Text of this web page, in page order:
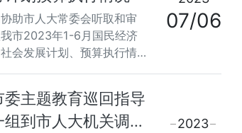
助市人大常委会听取和审
市2023年1-6月国民经济
会发展计划、预算执行情
两江新区、高新区、万盛经
开展调研，了解相关情
07/06
委主题教育巡回指导
组到市人大机关调研
2023